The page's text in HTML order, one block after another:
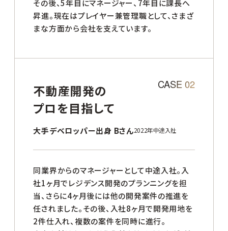
その後、5年目にマネージャー、7年目に課長へ
昇進。現在はプレイヤー兼管理職として、さまざ
まな方面から会社を支えています。
CASE 02
不動産開発の
プロを目指して
大手デベロッパー出身 Bさん2022年中途入社
同業界からのマネージャーとして中途入社。入
社1ヶ月でレジデンス開発のプランニングを担
当、さらに4ヶ月後には他の開発案件の推進を
任されました。その後、入社8ヶ月で開発用地を
2件仕入れ、複数の案件を同時に進行。